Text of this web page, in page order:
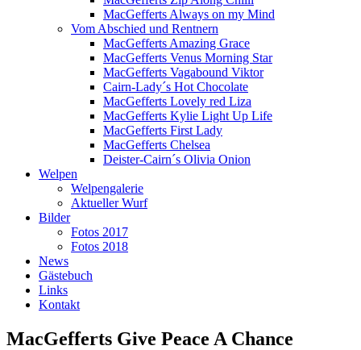
MacGefferts Always on my Mind
Vom Abschied und Rentnern
MacGefferts Amazing Grace
MacGefferts Venus Morning Star
MacGefferts Vagabound Viktor
Cairn-Lady´s Hot Chocolate
MacGefferts Lovely red Liza
MacGefferts Kylie Light Up Life
MacGefferts First Lady
MacGefferts Chelsea
Deister-Cairn´s Olivia Onion
Welpen
Welpengalerie
Aktueller Wurf
Bilder
Fotos 2017
Fotos 2018
News
Gästebuch
Links
Kontakt
MacGefferts Give Peace A Chance